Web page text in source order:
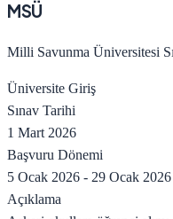
MSÜ
Milli Savunma Üniversitesi
Üniversite Giriş
Sınav Tarihi
1 Mart 2026
Başvuru Dönemi
5 Ocak 2026 - 29 Ocak 2026
Açıklama